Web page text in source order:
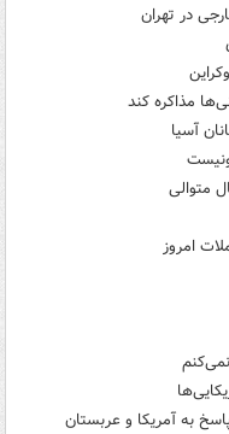
در تهران
مذاکره کند
آسیا
به آمریکا و عربستان